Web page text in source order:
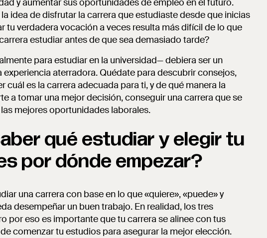
idea de disfrutar la carrera que estudiaste desde que inicias
tu verdadera vocación a veces resulta más difícil de lo que
estudiar antes de que sea demasiado tarde?
para estudiar en la universidad— debiera ser un
aterradora. Quédate para descubrir consejos,
es la carrera adecuada para ti, y de qué manera la
a tomar una mejor decisión, conseguir una carrera que se
mejores oportunidades laborales.
qué estudiar y elegir tu
por dónde empezar?
una carrera con base en lo que «quiere», «puede» y
desempeñar un buen trabajo. En realidad, los tres
por eso es importante que tu carrera se alinee con tus
comenzar tu estudios para asegurar la mejor elección.